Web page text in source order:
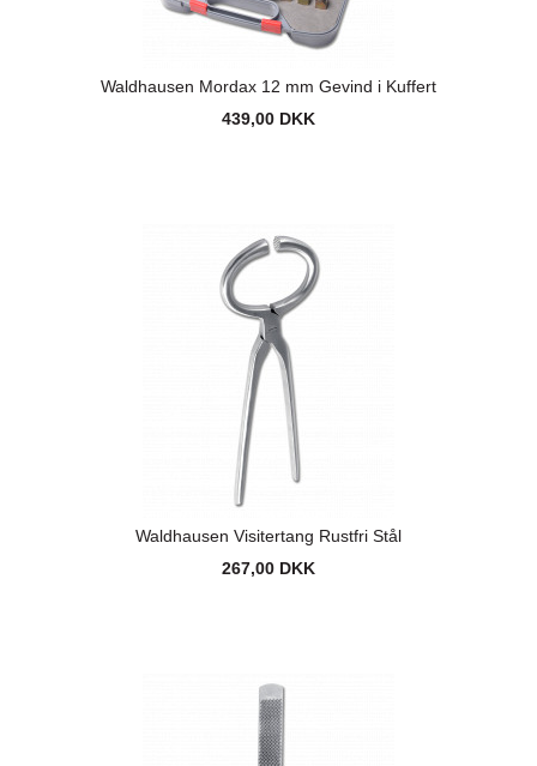
Waldhausen Mordax 12 mm Gevind i Kuffert
439,00 DKK
Waldhausen Visitertang Rustfri Stål
267,00 DKK